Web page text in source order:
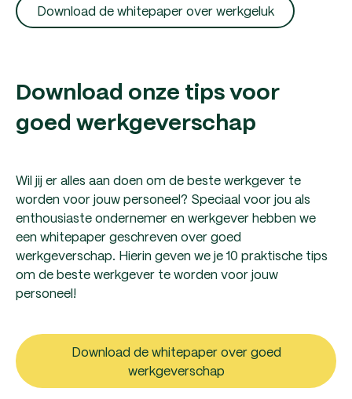
Download de whitepaper over werkgeluk
Download onze tips voor
goed werkgeverschap
Wil jij er alles aan doen om de beste werkgever te
worden voor jouw personeel? Speciaal voor jou als
enthousiaste ondernemer en werkgever hebben we
een whitepaper geschreven over goed
werkgeverschap. Hierin geven we je 10 praktische tips
om de beste werkgever te worden voor jouw
personeel!
Download de whitepaper over goed
werkgeverschap